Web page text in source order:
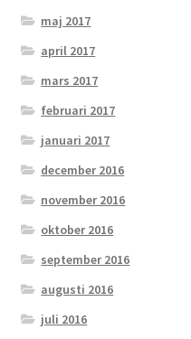
maj 2017
april 2017
mars 2017
februari 2017
januari 2017
december 2016
november 2016
oktober 2016
september 2016
augusti 2016
juli 2016